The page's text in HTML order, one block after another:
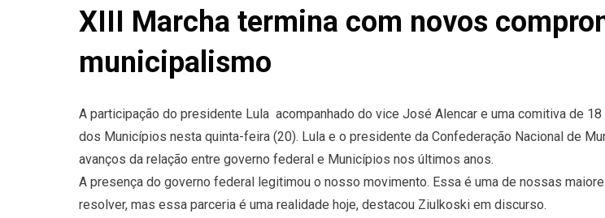
XIII Marcha termina com novos
municipalismo
A participação do presidente Lula  acompanhado do vice José Alencar e uma comitiva de
dos Municípios nesta quinta-feira (20). Lula e o presidente da Confederação Nacional de
avanços da relação entre governo federal e Municípios nos últimos anos.
A presença do governo federal legitimou o nosso movimento. Essa é uma de nossas
resolver, mas essa parceria é uma realidade hoje, destacou Ziulkoski em discurso.